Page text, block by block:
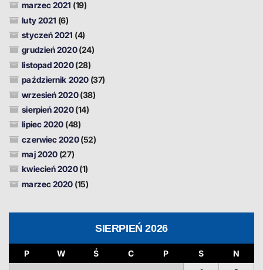
marzec 2021 (19)
luty 2021 (6)
styczeń 2021 (4)
grudzień 2020(24)
listopad 2020(28)
październik 2020(37)
wrzesień 2020(38)
sierpień 2020(14)
lipiec 2020 (48)
czerwiec 2020(52)
maj 2020 (27)
kwiecień 2020(1)
marzec 2020 (15)
SIERPIEŃ 2026
P W Ś C P S
N